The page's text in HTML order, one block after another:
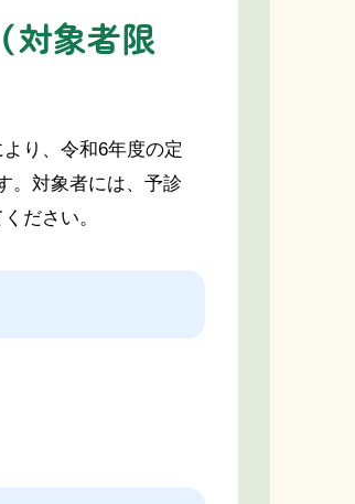
対象者限
り、令和6年度の定
。対象者には、予診
ださい。